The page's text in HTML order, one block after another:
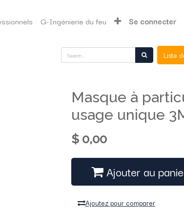
G-Ingénierie du feu Se connecter
Liste
Masque à
usage unique
$ 0,00
Ajouter au
Ajoutez pour comparer